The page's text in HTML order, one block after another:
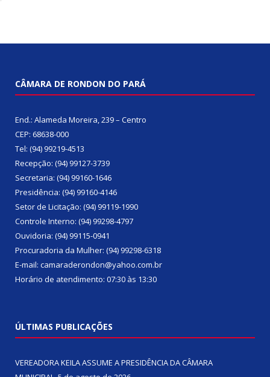
CÂMARA DE RONDON DO PARÁ
End.: Alameda Moreira, 239 – Centro
CEP: 68638-000
Tel: (94) 99219-4513
Recepção: (94) 99127-3739
Secretaria: (94) 99160-1646
Presidência: (94) 99160-4146
Setor de Licitação: (94) 99119-1990
Controle Interno: (94) 99298-4797
Ouvidoria: (94) 99115-0941
Procuradoria da Mulher: (94) 99298-6318
E-mail: camaraderondon@yahoo.com.br
Horário de atendimento: 07:30 às 13:30
ÚLTIMAS PUBLICAÇÕES
VEREADORA KEILA ASSUME A PRESIDÊNCIA DA CÂMARA